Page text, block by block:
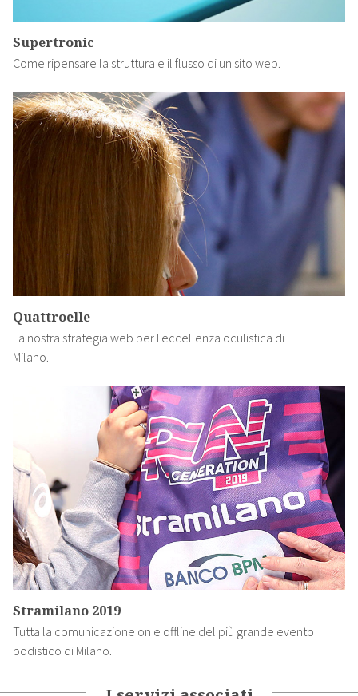
Supertronic
Come ripensare la struttura e il flusso di un sito web.
Quattroelle
La nostra strategia web per l'eccellenza oculistica di
Milano.
Stramilano 2019
Tutta la comunicazione on e offline del più grande evento
podistico di Milano.